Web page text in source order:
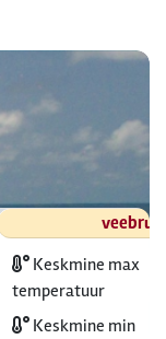
Keskmine max
temperatuur
Keskmine min